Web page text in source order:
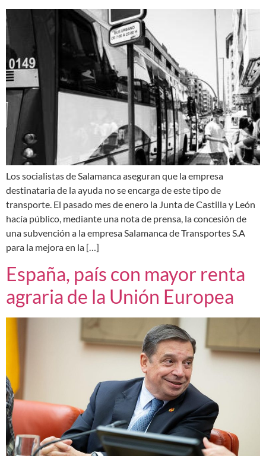
Los socialistas de Salamanca aseguran que la empresa
destinataria de la ayuda no se encarga de este tipo de
transporte. El pasado mes de enero la Junta de Castilla y León
hacía público, mediante una nota de prensa, la concesión de
una subvención a la empresa Salamanca de Transportes S.A
para la mejora en la […]
España, país con mayor renta
agraria de la Unión Europea